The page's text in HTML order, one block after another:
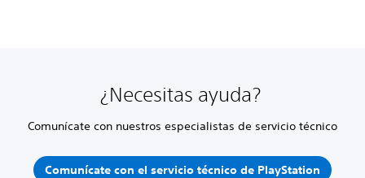
¿Necesitas ayuda?
Comunícate con nuestros especialistas de servicio técnico
Comunícate con el servicio técnico de PlayStation